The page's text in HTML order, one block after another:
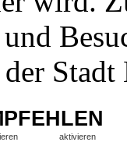
aktivieren